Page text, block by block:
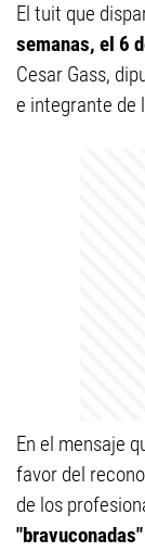
El tuit que
semanas, el 6
Cesar Gass,
e integrante de
En el mensaje
favor del
de los